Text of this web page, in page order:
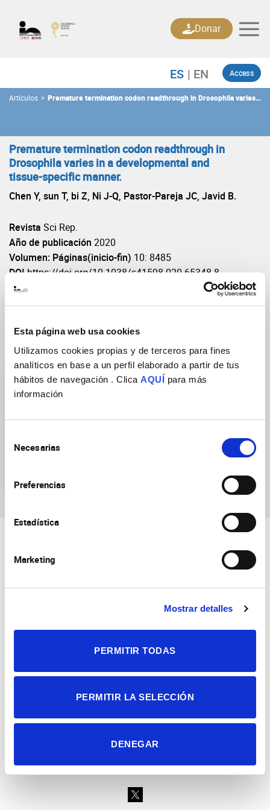
Esta página web usa cookies
Utilizamos cookies propias y de terceros para fines
analíticos en base a un perfil elaborado a partir de tus
hábitos de navegación . Clica AQUÍ para más
información
Necesarias
Preferencias
Estadística
Marketing
Mostrar detalles
PERMITIR TODAS
PERMITIR LA SELECCIÓN
DENEGAR
content
Access
Donar
Artículos > Premature termination codon readthrough in Drosophila varies
Premature termination codon readthrough in
Drosophila varies in a developmental and
tissue-specific manner.
Chen Y, sun T, bi Z, Ni J-Q, Pastor-Pareja JC, Javid B.
Revista Sci Rep.
Año de publicación 2020
Volumen: Páginas(inicio-fin) 10: 8485
DOIhttps://doi.org/10.1038/s41598-020-65348-8
Grupos de Investigación
Arquitectura celular y
Universidad Miguel Hernández
Alicante | España
Fax + 34 965 91 95 61